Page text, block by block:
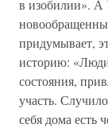
в изобилии». А
придумывает,
историю:
состояния,
участь.
себя дома есть